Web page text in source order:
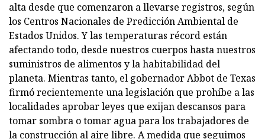
alta desde que comenzaron a llevarse registros, según
los Centros Nacionales de Predicción Ambiental de
Estados Unidos. Y las temperaturas récord están
afectando todo, desde nuestros cuerpos hasta nuestros
suministros de alimentos y la habitabilidad del
planeta. Mientras tanto, el gobernador Abbot de Texas
firmó recientemente una legislación que prohíbe a las
localidades aprobar leyes que exijan descansos para
tomar sombra o tomar agua para los trabajadores de
la construcción al aire libre. A medida que seguimos